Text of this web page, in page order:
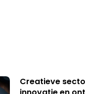
Creatieve